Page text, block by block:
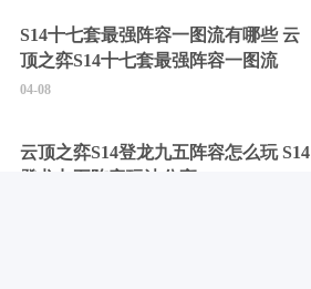
S14十七套最强阵容一图流有哪些 云
顶之弈S14十七套最强阵容一图流
04-08
云顶之弈S14登龙九五阵容怎么玩 S14
登龙九五阵容玩法分享